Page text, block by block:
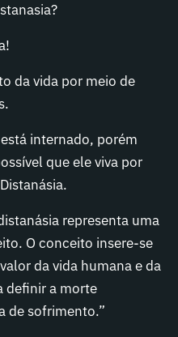
!
da vida por meio de
.
internado, porém
que ele viva por
.
representa uma
O conceito insere-se
da vida humana e da
definir a morte
de sofrimento.”